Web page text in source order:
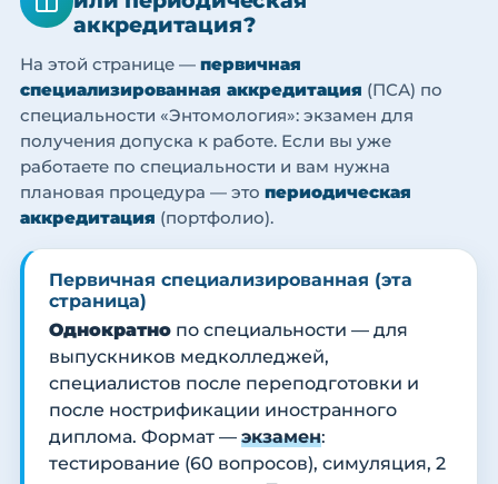
аккредитация?
На этой странице — первичная
специализированная аккредитация (ПСА) по
специальности «Энтомология»: экзамен для
получения допуска к работе. Если вы уже
работаете по специальности и вам нужна
плановая процедура — это периодическая
аккредитация (портфолио).
Первичная специализированная (эта
страница)
Однократно по специальности — для
выпускников медколледжей,
специалистов после переподготовки и
после нострификации иностранного
диплома. Формат — экзамен:
тестирование (60 вопросов), симуляция, 2